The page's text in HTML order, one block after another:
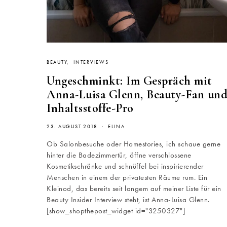
BEAUTY INTERVIEWS
Ungeschminkt: Im Gespräch mit
Anna-Luisa Glenn, Beauty-Fan und
Inhaltsstoffe-Pro
23. AUGUST 2018 ELINA
Ob Salonbesuche oder Homestories, ich schaue gerne
hinter die Badezimmertür, öffne verschlossene
Kosmetikschränke und schnüffel bei inspirierender
Menschen in einem der privatesten Räume rum. Ein
Kleinod, das bereits seit langem auf meiner Liste für ein
Beauty Insider Interview steht, ist Anna-Luisa Glenn.
[show_shopthepost_widget id="3250327"]